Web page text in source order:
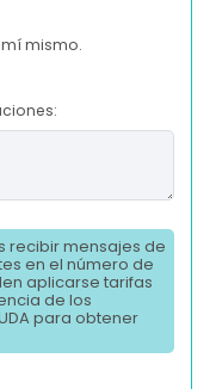
mismo.
recibir mensajes de
en el número de
aplicarse tarifas
de los
para obtener